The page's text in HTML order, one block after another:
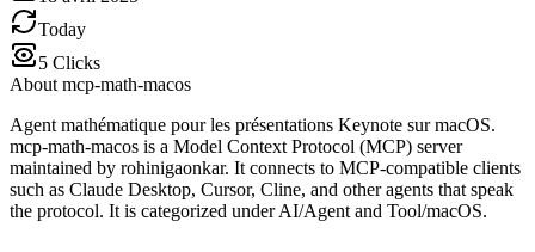
Today
5 Clicks
About mcp-math-macos
Agent mathématique pour les présentations Keynote sur macOS.
mcp-math-macos is a Model Context Protocol (MCP) server
maintained by rohinigaonkar. It connects to MCP-compatible clients
such as Claude Desktop, Cursor, Cline, and other agents that speak
the protocol. It is categorized under AI/Agent and Tool/macOS.